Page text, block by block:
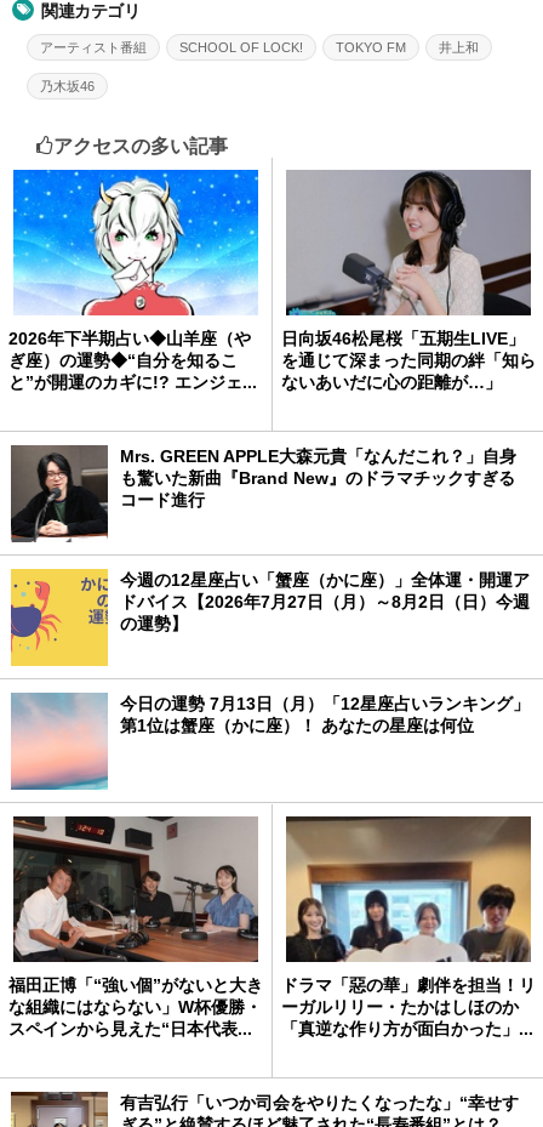
関連カテゴリ
アーティスト番組 SCHOOL OF LOCK! TOKYO FM 井上和
乃木坂46
アクセスの多い記事
2026年下半期占い◆山羊座（や
ぎ座）の運勢◆“自分を知るこ
と”が開運のカギに!? エンジェ...
日向坂46松尾桜「五期生LIVE」
を通じて深まった同期の絆「知ら
ないあいだに心の距離が…」
Mrs. GREEN APPLE大森元貴「なんだこれ？」自身
も驚いた新曲『Brand New』のドラマチックすぎる
コード進行
今週の12星座占い「蟹座（かに座）」全体運・開運ア
ドバイス【2026年7月27日（月）～8月2日（日）今週
の運勢】
今日の運勢 7月13日（月）「12星座占いランキング」
第1位は蟹座（かに座）！ あなたの星座は何位
福田正博「“強い個”がないと大き
な組織にはならない」W杯優勝・
スペインから見えた“日本代表...
ドラマ「惡の華」劇伴を担当！リ
ーガルリリー・たかはしほのか
「真逆な作り方が面白かった」...
有吉弘行「いつか司会をやりたくなったな」“幸せす